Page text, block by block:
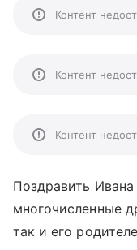
Контент
Контент
Контент
Поздравить
многочисленные
так и его